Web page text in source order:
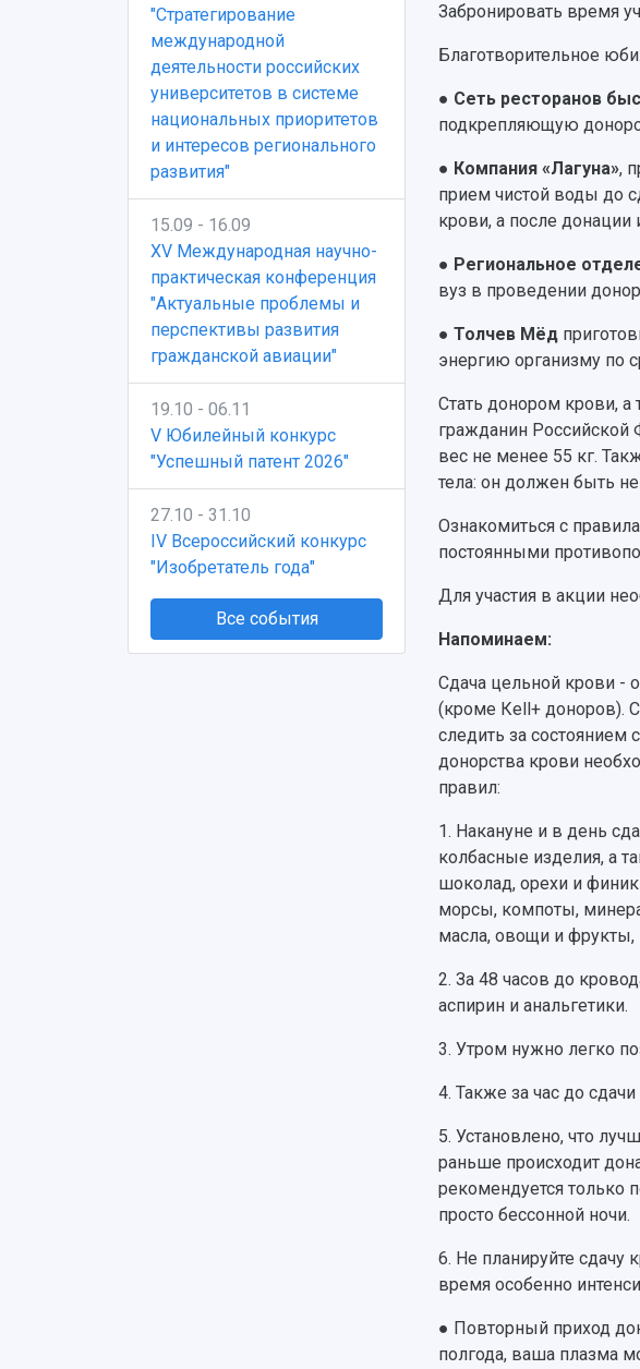
"Стратегирование
международной
деятельности российских
университетов в системе
национальных приоритетов
и интересов регионального
развития"
15.09 - 16.09
XV Международная научно-
практическая конференция
"Актуальные проблемы и
перспективы развития
гражданской авиации"
19.10 - 06.11
V Юбилейный конкурс
"Успешный патент 2026"
27.10 - 31.10
IV Всероссийский конкурс
"Изобретатель года"
Все события
Забронировать время
Благотворительное
● Сеть ресторанов
подкрепляющую
● Компания «Лагуна»,
прием чистой воды до
крови, а после
● Региональное
вуз в проведении
● Толчев Мёд
энергию организму по
Стать донором крови,
гражданин Российской
вес не менее 55 кг.
тела: он должен быть
Ознакомиться с
постоянными
Для участия в акции
Напоминаем:
Сдача цельной крови -
(кроме Кеll+ доноров).
следить за состоянием
донорства крови
правил:
1. Накануне и в день
колбасные изделия, а
шоколад, орехи и
морсы, компоты,
масла, овощи и фрукты,
2. За 48 часов до
аспирин и анальгетики.
3. Утром нужно легко
4. Также за час до
5. Установлено, что
раньше происходит
рекомендуется только
просто бессонной ночи.
6. Не планируйте сдачу
время особенно
● Повторный приход
полгода, ваша плазма